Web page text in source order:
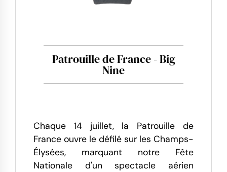
Patrouille de France - Big
Nine
Chaque 14 juillet, la Patrouille de
France ouvre le défilé sur les Champs-
Élysées, marquant notre Fête
Nationale d'un spectacle aérien